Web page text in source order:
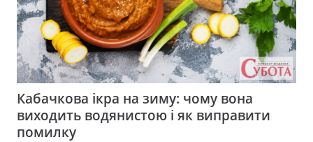
Кабачкова ікра на зиму: чому вона
виходить водянистою і як виправити
помилку